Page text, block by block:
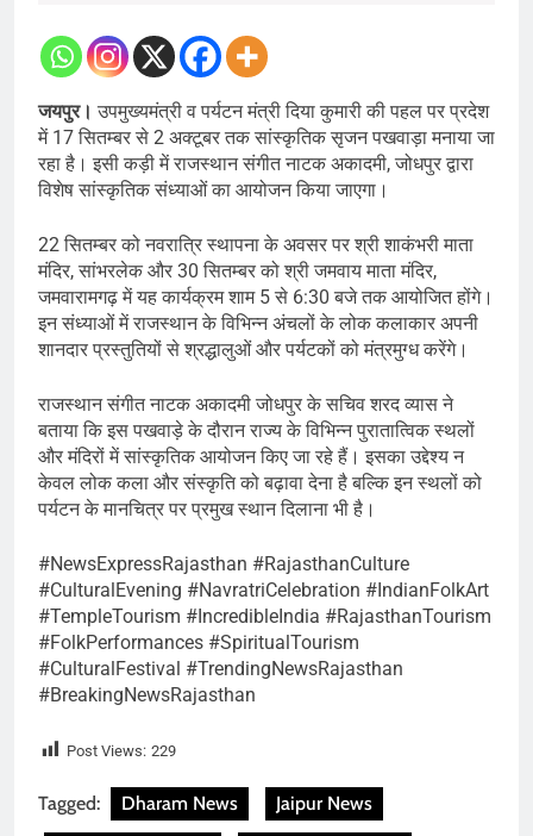
जयपुर।उपमुख्यमंत्री व पर्यटन मंत्री दिया कुमारी की पहल पर प्रदेश
में 17 सितम्बर से 2 अक्टूबर तक सांस्कृतिक सृजन पखवाड़ा मनाया जा
रहा है। इसी कड़ी में राजस्थान संगीत नाटक अकादमी, जोधपुर द्वारा
विशेष सांस्कृतिक संध्याओं का आयोजन किया जाएगा।
22 सितम्बर को नवरात्रि स्थापना के अवसर पर श्री शाकंभरी माता
मंदिर, सांभरलेक और 30 सितम्बर को श्री जमवाय माता मंदिर,
जमवारामगढ़ में यह कार्यक्रम शाम 5 से 6:30 बजे तक आयोजित होंगे।
इन संध्याओं में राजस्थान के विभिन्न अंचलों के लोक कलाकार अपनी
शानदार प्रस्तुतियों से श्रद्धालुओं और पर्यटकों को मंत्रमुग्ध करेंगे।
राजस्थान संगीत नाटक अकादमी जोधपुर के सचिव शरद व्यास ने
बताया कि इस पखवाड़े के दौरान राज्य के विभिन्न पुरातात्विक स्थलों
और मंदिरों में सांस्कृतिक आयोजन किए जा रहे हैं। इसका उद्देश्य न
केवल लोक कला और संस्कृति को बढ़ावा देना है बल्कि इन स्थलों को
पर्यटन के मानचित्र पर प्रमुख स्थान दिलाना भी है।
#NewsExpressRajasthan #RajasthanCulture
#CulturalEvening #NavratriCelebration #IndianFolkArt
#TempleTourism #IncredibleIndia #RajasthanTourism
#FolkPerformances #SpiritualTourism
#CulturalFestival #TrendingNewsRajasthan
#BreakingNewsRajasthan
Post Views: 229
Tagged: Dharam News
Jaipur News